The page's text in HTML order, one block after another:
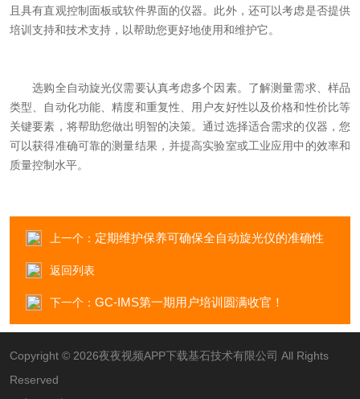
且具有直观控制面板或软件界面的仪器。此外，还可以考虑是否提供
培训支持和技术支持，以帮助您更好地使用和维护它。
选购全自动旋光仪需要认真考虑多个因素。了解测量需求、样品
类型、自动化功能、精度和重复性、用户友好性以及价格和性价比等
关键要素，将帮助您做出明智的决策。通过选择适合需求的仪器，您
可以获得准确可靠的测量结果，并提高实验室或工业应用中的效率和
质量控制水平。
上一个： 定期维护保养可确保全自动旋光仪的准确性
返回列表
下一个： GC-IMS第一期用户培训圆满收官！
Copyright © 2026夜夜视频APP下载基石技术有限公司 All Rights
Reserved